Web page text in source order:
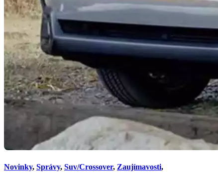
Novinky, Správy, Suv/Crossover, Zaujímavosti,